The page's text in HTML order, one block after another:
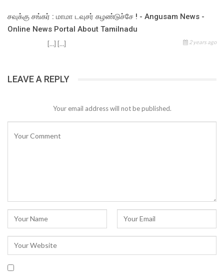
சவுக்கு சங்கர் : மாமா டவுசர் கழண்டுச்சே ! - Angusam News -
Online News Portal About Tamilnadu
2 years ago
[…] […]
LEAVE A REPLY
Your email address will not be published.